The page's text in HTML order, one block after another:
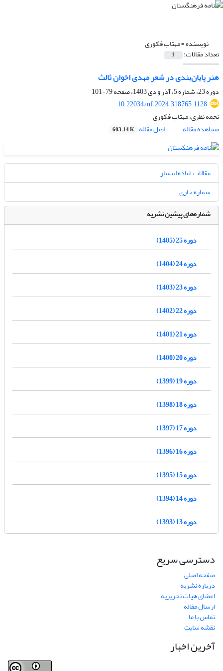
نویسنده =مهتاب فکوری
تعداد مقالات: 1
هنر پایان‌بندی در شعر مهدی اخوان ثالث
دوره 23، شماره 5، آذر و دی 1403، صفحه
79-101
10.22034/nf.2024.318765.1128
نجمه نظری، مهتاب فکوری
مشاهده مقاله
اصل مقاله 603.14 K
مقالات آماده انتشار
شماره جاری
شماره‌های پیشین نشریه
دوره 25 (1405)
دوره 24 (1404)
دوره 23 (1403)
دوره 22 (1402)
دوره 21 (1401)
دوره 20 (1400)
دوره 19 (1399)
دوره 18 (1398)
دوره 17 (1397)
دوره 16 (1396)
دوره 15 (1395)
دوره 14 (1394)
دوره 13 (1393)
دسترسی سریع
صفحه اصلی
درباره نشریه
اعضای هیات تحریریه
ارسال مقاله
تماس با ما
نقشه سایت
آخرین اخبار